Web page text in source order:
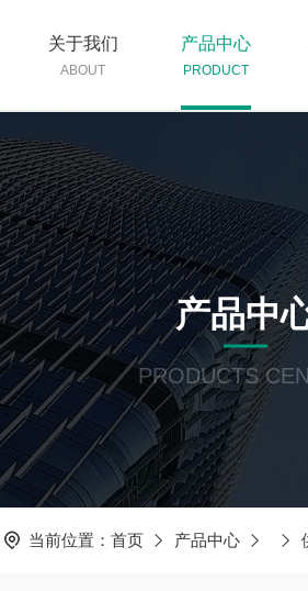
关于我们
ABOUT
产品中心
PRODUCT
产品中
PRODUCTS
当前位置： 首页 产品中心